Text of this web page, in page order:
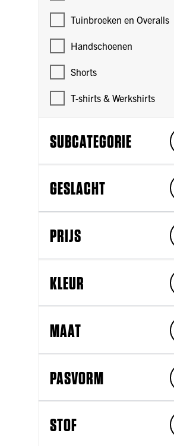
Tuinbroeken en Overalls
Handschoenen
Shorts
T-shirts & Werkshirts
SUBCATEGORIE
GESLACHT
PRIJS
KLEUR
MAAT
PASVORM
STOF